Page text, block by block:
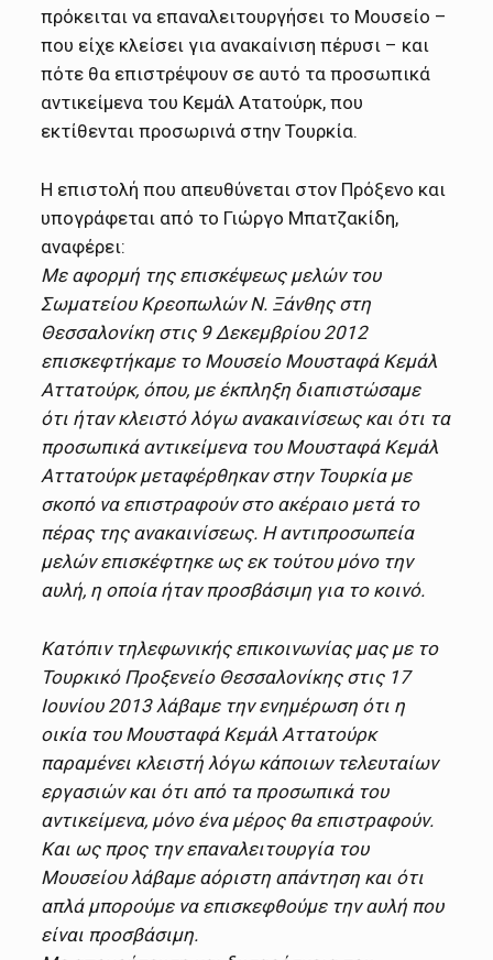
πρόκειται να επαναλειτουργήσει το Μουσείο –
που είχε κλείσει για ανακαίνιση πέρυσι – και
πότε θα επιστρέψουν σε αυτό τα προσωπικά
αντικείμενα του Κεμάλ Ατατούρκ, που
εκτίθενται προσωρινά στην Τουρκία.
Η επιστολή που απευθύνεται στον Πρόξενο και
υπογράφεται από το Γιώργο Μπατζακίδη,
αναφέρει:
Με αφορμή της επισκέψεως μελών του
Σωματείου Κρεοπωλών Ν. Ξάνθης στη
Θεσσαλονίκη στις 9 Δεκεμβρίου 2012
επισκεφτήκαμε το Μουσείο Μουσταφά Κεμάλ
Αττατούρκ, όπου, με έκπληξη διαπιστώσαμε
ότι ήταν κλειστό λόγω ανακαινίσεως και ότι τα
προσωπικά αντικείμενα του Μουσταφά Κεμάλ
Αττατούρκ μεταφέρθηκαν στην Τουρκία με
σκοπό να επιστραφούν στο ακέραιο μετά το
πέρας της ανακαινίσεως. Η αντιπροσωπεία
μελών επισκέφτηκε ως εκ τούτου μόνο την
αυλή, η οποία ήταν προσβάσιμη για το κοινό.
Κατόπιν τηλεφωνικής επικοινωνίας μας με το
Τουρκικό Προξενείο Θεσσαλονίκης στις 17
Ιουνίου 2013 λάβαμε την ενημέρωση ότι η
οικία του Μουσταφά Κεμάλ Αττατούρκ
παραμένει κλειστή λόγω κάποιων τελευταίων
εργασιών και ότι από τα προσωπικά του
αντικείμενα, μόνο ένα μέρος θα επιστραφούν.
Και ως προς την επαναλειτουργία του
Μουσείου λάβαμε αόριστη απάντηση και ότι
απλά μπορούμε να επισκεφθούμε την αυλή που
είναι προσβάσιμη.